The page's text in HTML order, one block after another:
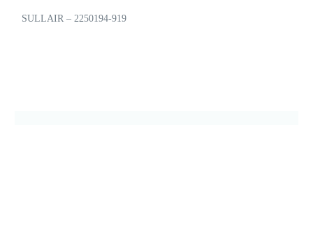
SULLAIR – 2250194-919